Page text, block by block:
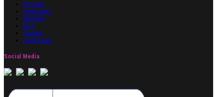
Program
Evenimente
Parteneri
Blog
Contact
Contul meu
Social Media